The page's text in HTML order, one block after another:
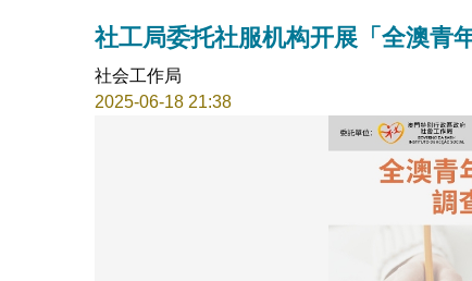
社工局委托社服机构开展「全澳青
社会工作局
2025-06-18 21:38